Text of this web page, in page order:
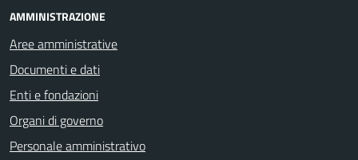
AMMINISTRAZIONE
Aree amministrative
Documenti e dati
Enti e fondazioni
Organi di governo
Personale amministrativo